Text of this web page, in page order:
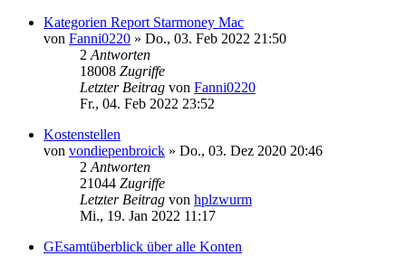
Kategorien Report Starmoney Mac
von Fanni0220 » Do., 03. Feb 2022 21:50
2 Antworten
18008 Zugriffe
Letzter Beitrag von Fanni0220
Fr., 04. Feb 2022 23:52
Kostenstellen
von vondiepenbroick » Do., 03. Dez 2020 20:46
2 Antworten
21044 Zugriffe
Letzter Beitrag von hplzwurm
Mi., 19. Jan 2022 11:17
GEsamtüberblick über alle Konten